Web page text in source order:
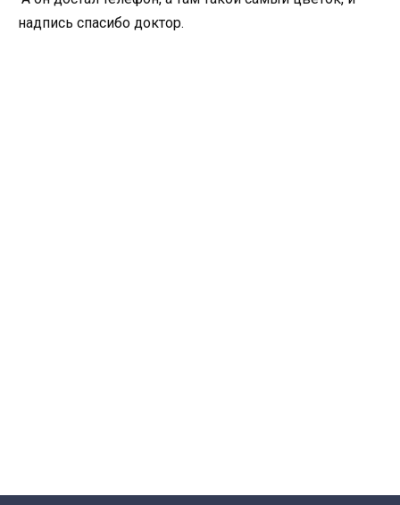
надпись спасибо доктор.